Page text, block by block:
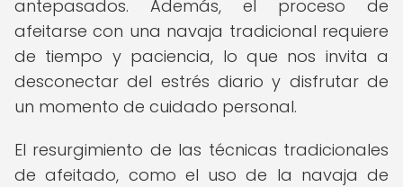
antepasados. Además, el proceso de
afeitarse con una navaja tradicional requiere
de tiempo y paciencia, lo que nos invita a
desconectar del estrés diario y disfrutar de
un momento de cuidado personal.
El resurgimiento de las técnicas tradicionales
de afeitado, como el uso de la navaja de